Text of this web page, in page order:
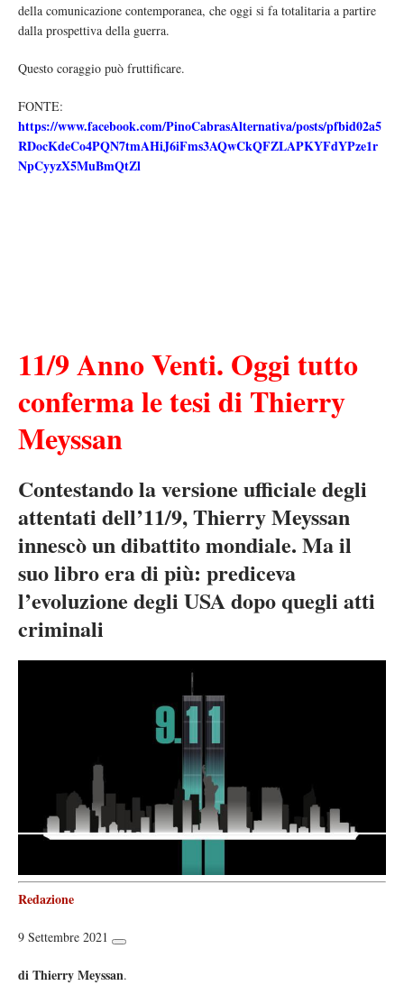
della comunicazione contemporanea, che oggi si fa totalitaria a partire
dalla prospettiva della guerra.
Questo coraggio può fruttificare.
FONTE:
https://www.facebook.com/PinoCabrasAlternativa/posts/pfbid02a5
RDocKdeCo4PQN7tmAHiJ6iFms3AQwCkQFZLAPKYFdYPze1r
NpCyyzX5MuBmQtZl
11/9 Anno Venti. Oggi tutto
conferma le tesi di Thierry
Meyssan
Contestando la versione ufficiale degli
attentati dell’11/9, Thierry Meyssan
innescò un dibattito mondiale. Ma il
suo libro era di più: prediceva
l’evoluzione degli USA dopo quegli atti
criminali
Redazione
9 Settembre 2021
di Thierry Meyssan.